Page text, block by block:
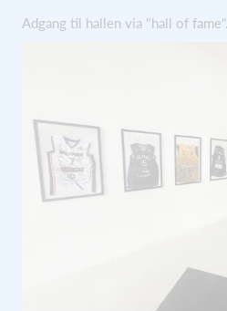
Adgang til hallen via "hall of fame".